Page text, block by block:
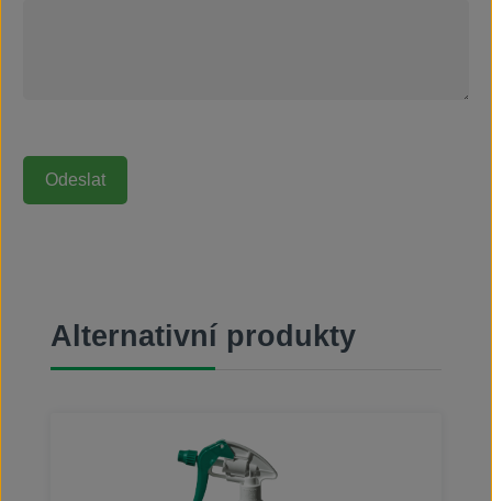
Přeskočit galerii produktů
Alternativní produkty